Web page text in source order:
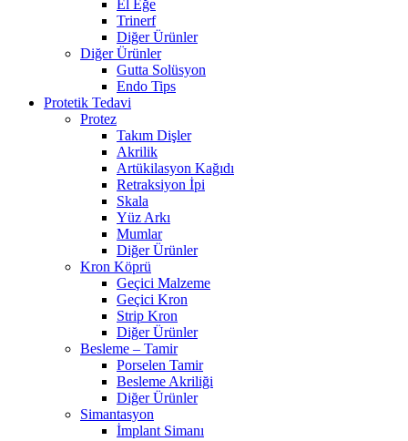
El Eğe
Trinerf
Diğer Ürünler
Diğer Ürünler
Gutta Solüsyon
Endo Tips
Protetik Tedavi
Protez
Takım Dişler
Akrilik
Artükilasyon Kağıdı
Retraksiyon İpi
Skala
Yüz Arkı
Mumlar
Diğer Ürünler
Kron Köprü
Geçici Malzeme
Geçici Kron
Strip Kron
Diğer Ürünler
Besleme – Tamir
Porselen Tamir
Besleme Akriliği
Diğer Ürünler
Simantasyon
İmplant Simanı